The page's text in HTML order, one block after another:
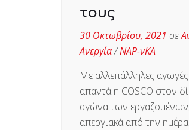
τους
30 Οκτωβρίου, 2021 σε
Ανεργία/ΝΑΡ-νΚΑ
Με αλλεπάλληλες
απαντά η COSCO στον
αγώνα των
απεργιακά από την